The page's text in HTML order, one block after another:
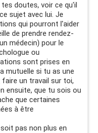
doutes, voir ce qu'il
sujet avec lui. Je
qui pourront l'aider
de prendre rendez-
médecin) pour le
ou
sont prises en
mutuelle si tu as une
un travail sur toi,
ensuite, que tu sois ou
que certaines
à être
pas non plus en